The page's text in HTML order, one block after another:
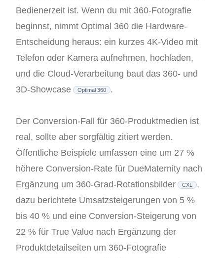
Bedienerzeit ist. Wenn du mit 360-Fotografie
beginnst, nimmt Optimal 360 die Hardware-
Entscheidung heraus: ein kurzes 4K-Video mit
Telefon oder Kamera aufnehmen, hochladen,
und die Cloud-Verarbeitung baut das 360- und
3D-Showcase
Optimal 360 .
Der Conversion-Fall für 360-Produktmedien ist
real, sollte aber sorgfältig zitiert werden.
Öffentliche Beispiele umfassen eine um 27 %
höhere Conversion-Rate für DueMaternity nach
Ergänzung um 360-Grad-Rotationsbilder
CXL
,
dazu berichtete Umsatzsteigerungen von 5 %
bis 40 % und eine Conversion-Steigerung von
22 % für True Value nach Ergänzung der
Produktdetailseiten um 360-Fotografie